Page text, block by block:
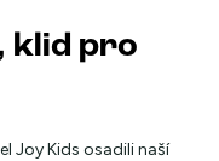
klid pro
Joy Kids osadili naší